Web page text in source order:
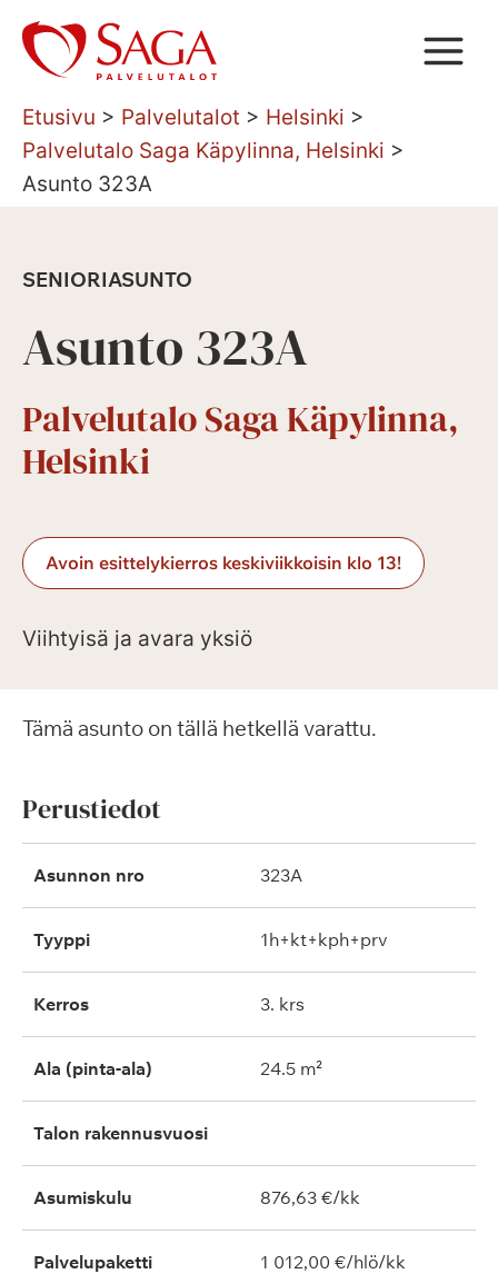
Siirry
sisältöön
Etusivu > Palvelutalot > Helsinki >
Palvelutalo Saga Käpylinna, Helsinki >
Asunto 323A
SENIORIASUNTO
Asunto 323A
Palvelutalo Saga Käpylinna,
Helsinki
Avoin esittelykierros keskiviikkoisin klo 13!
Viihtyisä ja avara yksiö
Tämä asunto on tällä hetkellä varattu.
Perustiedot
Asunnon nro 323A
Tyyppi 1h+kt+kph+prv
Kerros 3. krs
Ala (pinta-ala) 24.5 m²
Talon rakennusvuosi
Asumiskulu 876,63 €/kk
Palvelupaketti 1 012,00 €/hlö/kk